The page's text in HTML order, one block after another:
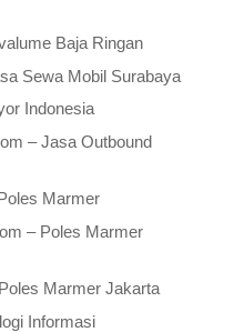
Baja Ringan
Sewa Mobil Surabaya
Indonesia
– Jasa Outbound
Marmer
– Poles Marmer
Marmer Jakarta
Informasi